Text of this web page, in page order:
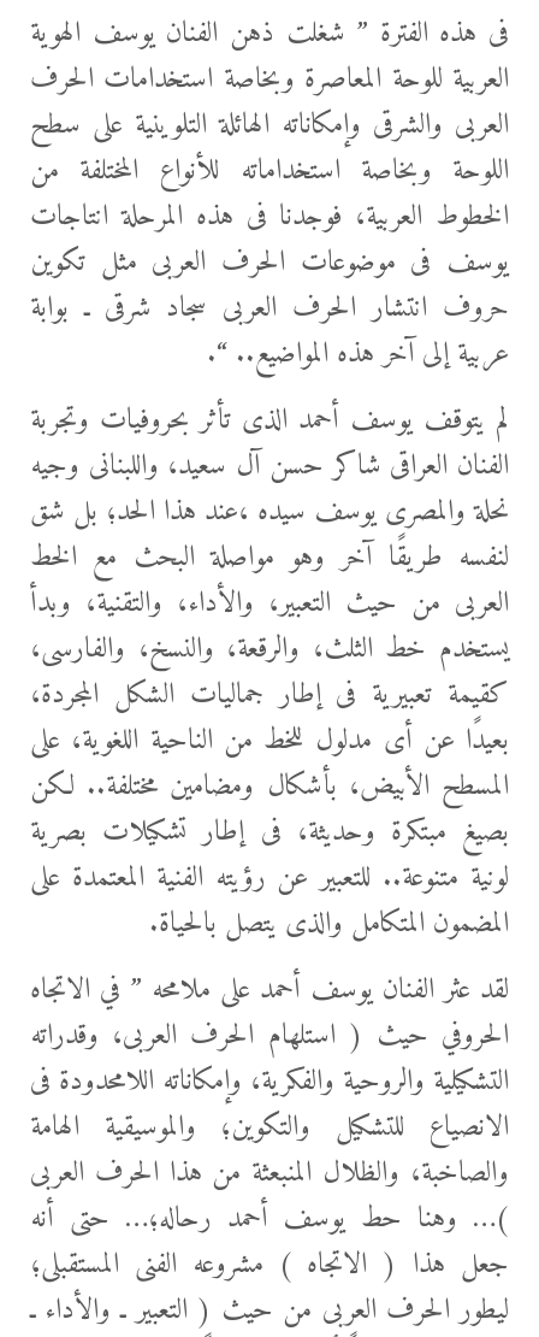
فى هذه الفترة ” شغلت ذهن الفنان يوسف الهوية
العربية للوحة المعاصرة وبخاصة استخدامات الحرف
العربى والشرقى وإمكاناته الهائلة التلوينية على سطح
اللوحة وبخاصة استخداماته للأنواع المختلفة من
الخطوط العربية، فوجدنا فى هذه المرحلة انتاجات
يوسف فى موضوعات الحرف العربى مثل تكوين
حروف انتشار الحرف العربى سجاد شرقى ـ بوابة
عربية إلى آخر هذه المواضيع.. “.
لم يتوقف يوسف أحمد الذى تأثر بحروفيات وتجربة
الفنان العراقى شاكر حسن آل سعيد، واللبنانى وجيه
نحلة والمصرى يوسف سيده ،عند هذا الحد؛ بل شق
لنفسه طريقًا آخر وهو مواصلة البحث مع الخط
العربى من حيث التعبير، والأداء، والتقنية، وبدأ
يستخدم خط الثلث، والرقعة، والنسخ، والفارسى،
كقيمة تعبيرية فى إطار جماليات الشكل المجردة،
بعيدًا عن أى مدلول للخط من الناحية اللغوية، على
المسطح الأبيض، بأشكال ومضامين مختلفة.. لكن
بصيغ مبتكرة وحديثة، فى إطار تشكيلات بصرية
لونية متنوعة.. للتعبير عن رؤيته الفنية المعتمدة على
المضمون المتكامل والذى يتصل بالحياة.
لقد عثر الفنان يوسف أحمد على ملامحه ” في الاتجاه
الحروفي حيث ( استلهام الحرف العربى، وقدراته
التشكيلية والروحية والفكرية، وإمكاناته اللامحدودة فى
الانصياع للتشكيل والتكوين؛ والموسيقية الهامة
والصاخبة، والظلال المنبعثة من هذا الحرف العربى
)… وهنا حط يوسف أحمد رحاله؛… حتى أنه
جعل هذا ( الاتجاه ) مشروعه الفنى المستقبلى؛
ليطور الحرف العربى من حيث ( التعبير ـ والأداء ـ